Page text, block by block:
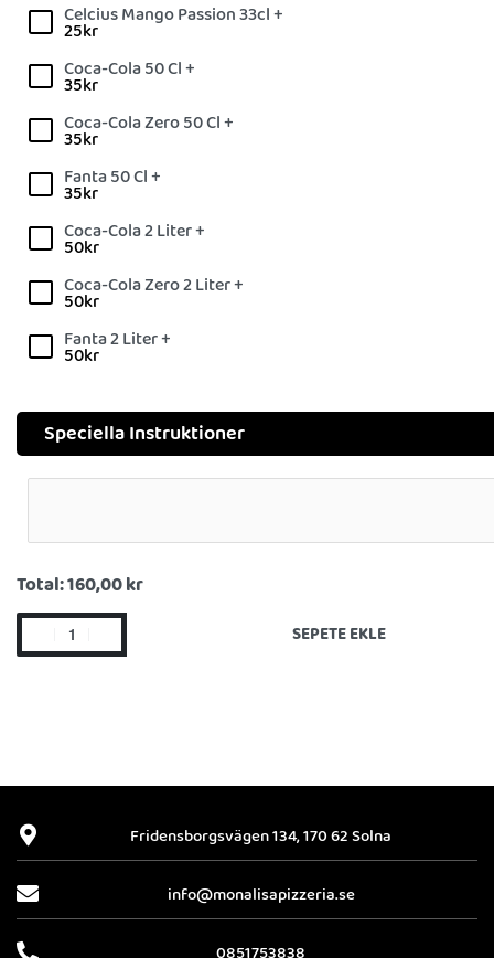
Celcius Mango Passion 33cl +
25kr
Coca-Cola 50 Cl +
35kr
Coca-Cola Zero 50 Cl +
35kr
Fanta 50 Cl +
35kr
Coca-Cola 2 Liter +
50kr
Coca-Cola Zero 2 Liter +
50kr
Fanta 2 Liter +
50kr
Speciella Instruktioner
Total:160,00 kr
SEPETE EKLE
Fridensborgsvägen 134, 170 62 Solna
info@monalisapizzeria.se